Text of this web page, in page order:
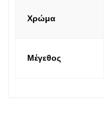
Χρώμα
Μέγεθος